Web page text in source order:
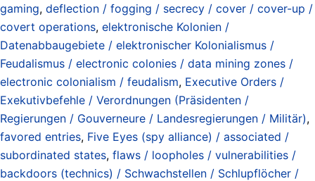
gaming, deflection / fogging / secrecy / cover / cover-up /
covert operations, elektronische Kolonien /
Datenabbaugebiete / elektronischer Kolonialismus /
Feudalismus / electronic colonies / data mining zones /
electronic colonialism / feudalism, Executive Orders /
Exekutivbefehle / Verordnungen (Präsidenten /
Regierungen / Gouverneure / Landesregierungen / Militär),
favored entries, Five Eyes (spy alliance) / associated /
subordinated states, flaws / loopholes / vulnerabilities /
backdoors (technics) / Schwachstellen / Schlupflöcher /